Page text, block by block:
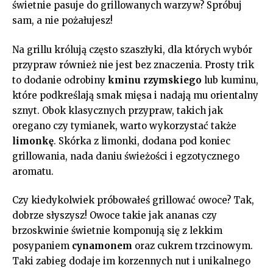
świetnie pasuje ‌do grillowanych warzyw? Spróbuj
sam, a nie​ pożałujesz!
Na⁣ grillu królują często szaszłyki, dla⁣ których wybór
przypraw⁤ również nie jest bez‍ znaczenia. Prosty trik
to dodanie odrobiny kminu rzymskiego lub kuminu,
które podkreślają smak mięsa‍ i ‍nadają mu ​orientalny
sznyt. Obok klasycznych ​przypraw, takich jak
oregano‍ czy ⁢tymianek, warto wykorzystać także
limonkę. Skórka⁣ z ⁣limonki, dodana pod koniec
grillowania, nada daniu świeżości i egzotycznego
aromatu.
Czy kiedykolwiek próbowałeś grillować‌ owoce? Tak,
dobrze ⁤słyszysz! Owoce takie jak ananas czy
brzoskwinie świetnie komponują‍ się z lekkim
posypaniem cynamonem oraz cukrem trzcinowym.‍
Taki⁣ zabieg‍ dodaje im‍ korzennych nut i unikalnego